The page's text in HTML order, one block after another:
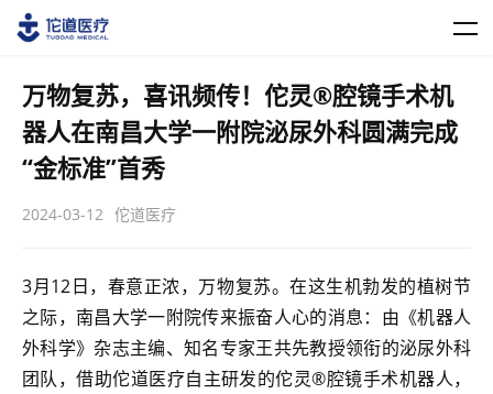
万物复苏，喜讯频传！佗灵®腔镜手术机
器人在南昌大学一附院泌尿外科圆满完成
“金标准”首秀
2024-03-12 佗道医疗
3月12日，春意正浓，万物复苏。在这生机勃发的植树节
之际，南昌大学一附院传来振奋人心的消息：由《机器人
外科学》杂志主编、知名专家王共先教授领衔的泌尿外科
团队，借助佗道医疗自主研发的佗灵®腔镜手术机器人，